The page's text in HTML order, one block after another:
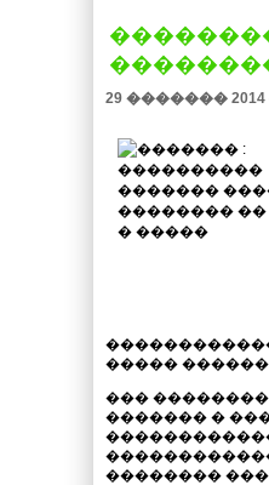
29 ������� 2014
�����
���
������� �
��������